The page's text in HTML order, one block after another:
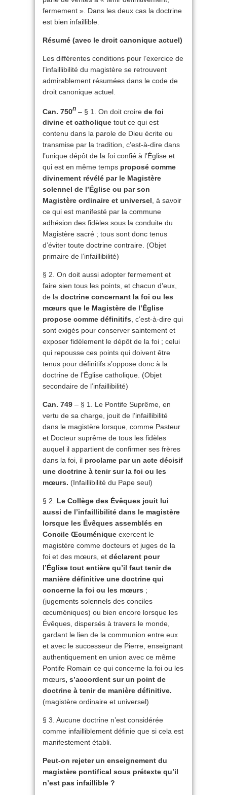
fermement ». Dans les deux cas la doctrine
est bien infaillible.
Résumé (avec le droit canonique actuel)
Les différentes conditions pour l’exercice de
l’infaillibilité du magistère se retrouvent
admirablement résumées dans le code de
droit canonique actuel.
Can. 750n – § 1. On doit croire de foi
divine et catholique tout ce qui est
contenu dans la parole de Dieu écrite ou
transmise par la tradition, c’est-à-dire dans
l’unique dépôt de la foi confié à l’Église et
qui est en même temps proposé comme
divinement révélé par le Magistère
solennel de l’Église ou par son
Magistère ordinaire et universel, à savoir
ce qui est manifesté par la commune
adhésion des fidèles sous la conduite du
Magistère sacré ; tous sont donc tenus
d’éviter toute doctrine contraire. (Objet
primaire de l’infaillibilité)
§ 2. On doit aussi adopter fermement et
faire sien tous les points, et chacun d’eux,
de la doctrine concernant la foi ou les
mœurs que le Magistère de l’Église
propose comme définitifs, c’est-à-dire qui
sont exigés pour conserver saintement et
exposer fidèlement le dépôt de la foi ; celui
qui repousse ces points qui doivent être
tenus pour définitifs s’oppose donc à la
doctrine de l’Église catholique. (Objet
secondaire de l’infaillibilité)
Can. 749 – § 1. Le Pontife Suprême, en
vertu de sa charge, jouit de l’infaillibilité
dans le magistère lorsque, comme Pasteur
et Docteur suprême de tous les fidèles
auquel il appartient de confirmer ses frères
dans la foi, il proclame par un acte décisif
une doctrine à tenir sur la foi ou les
mœurs. (Infaillibilité du Pape seul)
§ 2. Le Collège des Évêques jouit lui
aussi de l’infaillibilité dans le magistère
lorsque les Évêques assemblés en
Concile Œcuménique exercent le
magistère comme docteurs et juges de la
foi et des mœurs, et déclarent pour
l’Église tout entière qu’il faut tenir de
manière définitive une doctrine qui
concerne la foi ou les mœurs ;
(jugements solennels des conciles
œcuméniques) ou bien encore lorsque les
Évêques, dispersés à travers le monde,
gardant le lien de la communion entre eux
et avec le successeur de Pierre, enseignant
authentiquement en union avec ce même
Pontife Romain ce qui concerne la foi ou les
mœurs, s’accordent sur un point de
doctrine à tenir de manière définitive.
(magistère ordinaire et universel)
§ 3. Aucune doctrine n’est considérée
comme infailliblement définie que si cela est
manifestement établi.
Peut-on rejeter un enseignement du
magistère pontifical sous prétexte qu’il
n’est pas infaillible ?